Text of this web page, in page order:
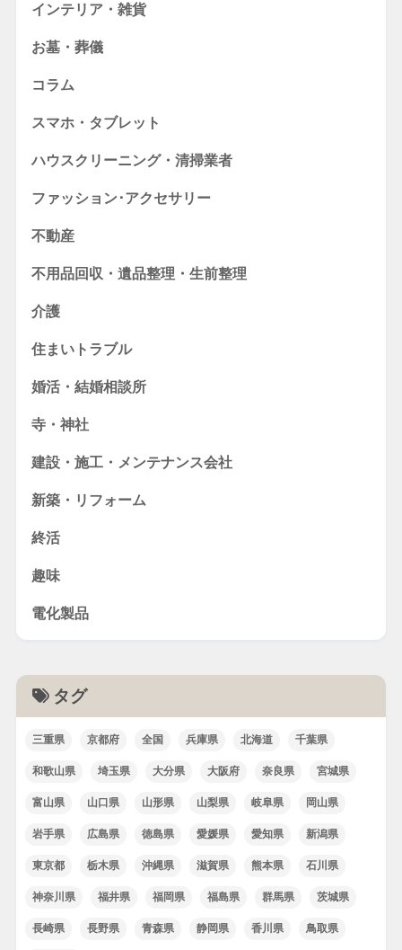
インテリア・雑貨
お墓・葬儀
コラム
スマホ・タブレット
ハウスクリーニング・清掃業者
ファッション･アクセサリー
不動産
不用品回収・遺品整理・生前整理
介護
住まいトラブル
婚活・結婚相談所
寺・神社
建設・施工・メンテナンス会社
新築・リフォーム
終活
趣味
電化製品
タグ
三重県 京都府 全国 兵庫県 北海道 千葉県
和歌山県 埼玉県 大分県 大阪府 奈良県 宮城県
富山県 山口県 山形県 山梨県 岐阜県 岡山県
岩手県 広島県 徳島県 愛媛県 愛知県 新潟県
東京都 栃木県 沖縄県 滋賀県 熊本県 石川県
神奈川県 福井県 福岡県 福島県 群馬県 茨城県
長崎県 長野県 青森県 静岡県 香川県 鳥取県